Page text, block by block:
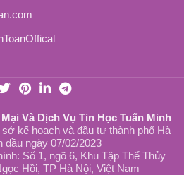
Và Dịch Vụ Tin Học Tuấn Minh
kế hoạch và đầu tư thành phố Hà
đầu ngày 07/02/2023
Số 1, ngõ 6, Khu Tập Thể Thủy
Hồi, TP Hà Nội, Việt Nam